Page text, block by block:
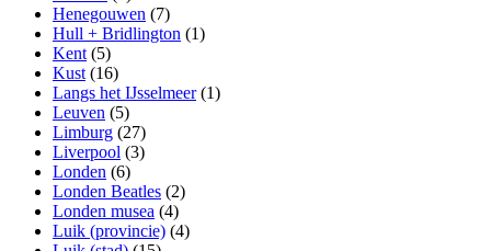
Henegouwen (7)
Hull + Bridlington (1)
Kent (5)
Kust (16)
Langs het IJsselmeer(1)
Leuven (5)
Limburg (27)
Liverpool (3)
Londen (6)
Londen Beatles (2)
Londen musea (4)
Luik (provincie) (4)